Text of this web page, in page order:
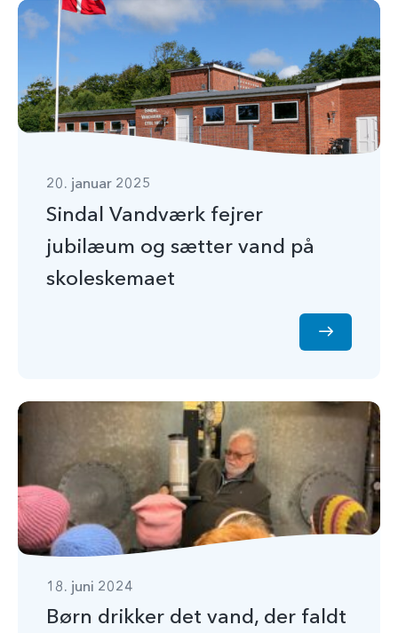
20. januar 2025
Sindal Vandværk fejrer
jubilæum og sætter vand på
skoleskemaet
18. juni 2024
Børn drikker det vand, der faldt